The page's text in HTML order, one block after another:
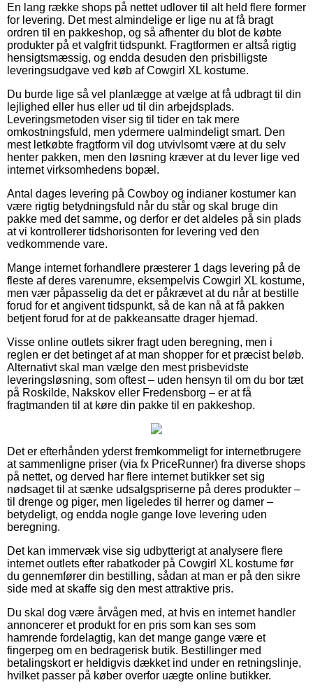
En lang række shops på nettet udlover til alt held flere former
for levering. Det mest almindelige er lige nu at få bragt
ordren til en pakkeshop, og så afhenter du blot de købte
produkter på et valgfrit tidspunkt. Fragtformen er altså rigtig
hensigtsmæssig, og endda desuden den prisbilligste
leveringsudgave ved køb af Cowgirl XL kostume.
Du burde lige så vel planlægge at vælge at få udbragt til din
lejlighed eller hus eller ud til din arbejdsplads.
Leveringsmetoden viser sig til tider en tak mere
omkostningsfuld, men ydermere ualmindeligt smart. Den
mest letkøbte fragtform vil dog utvivlsomt være at du selv
henter pakken, men den løsning kræver at du lever lige ved
internet virksomhedens bopæl.
Antal dages levering på Cowboy og indianer kostumer kan
være rigtig betydningsfuld når du står og skal bruge din
pakke med det samme, og derfor er det aldeles på sin plads
at vi kontrollerer tidshorisonten for levering ved den
vedkommende vare.
Mange internet forhandlere præsterer 1 dags levering på de
fleste af deres varenumre, eksempelvis Cowgirl XL kostume,
men vær påpasselig da det er påkrævet at du når at bestille
forud for et angivent tidspunkt, så de kan nå at få pakken
betjent forud for at de pakkeansatte drager hjemad.
Visse online outlets sikrer fragt uden beregning, men i
reglen er det betinget af at man shopper for et præcist beløb.
Alternativt skal man vælge den mest prisbevidste
leveringsløsning, som oftest – uden hensyn til om du bor tæt
på Roskilde, Nakskov eller Fredensborg – er at få
fragtmanden til at køre din pakke til en pakkeshop.
Det er efterhånden yderst fremkommeligt for internetbrugere
at sammenligne priser (via fx PriceRunner) fra diverse shops
på nettet, og derved har flere internet butikker set sig
nødsaget til at sænke udsalgspriserne på deres produkter –
til drenge og piger, men ligeledes til herrer og damer –
betydeligt, og endda nogle gange love levering uden
beregning.
Det kan immervæk vise sig udbytterigt at analysere flere
internet outlets efter rabatkoder på Cowgirl XL kostume før
du gennemfører din bestilling, sådan at man er på den sikre
side med at skaffe sig den mest attraktive pris.
Du skal dog være årvågen med, at hvis en internet handler
annoncerer et produkt for en pris som kan ses som
hamrende fordelagtig, kan det mange gange være et
fingerpeg om en bedragerisk butik. Bestillinger med
betalingskort er heldigvis dækket ind under en retningslinje,
hvilket passer på køber overfor uægte online butikker.